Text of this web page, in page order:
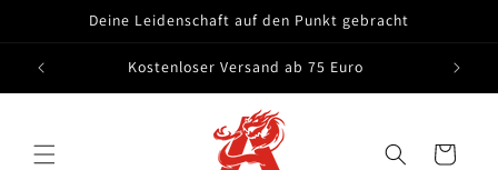
Deine Leidenschaft auf den Punkt gebracht
Kostenloser Versand ab 75 Euro
Warenkorb